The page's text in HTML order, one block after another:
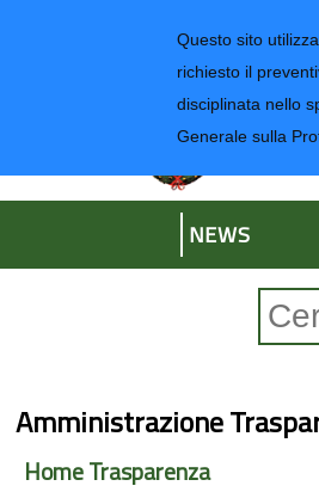
Questo sito
richiesto il
disciplinata nello
Generale sulla
Regione Liguria
NEWS
Amministrazione
Home Trasparenza